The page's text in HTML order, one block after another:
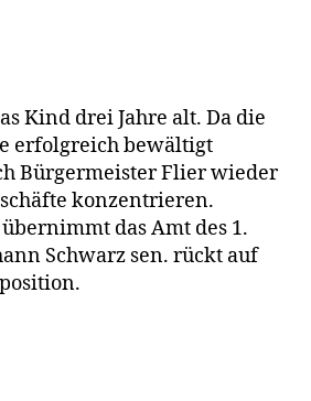
Kind drei Jahre alt. Da die
erfolgreich bewältigt
Bürgermeister Flier wieder
konzentrieren.
das Amt des 1.
Schwarz sen. rückt auf